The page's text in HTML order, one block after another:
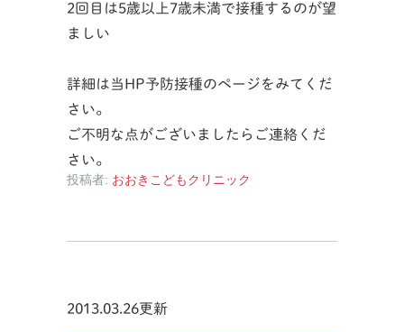
2回目は5歳以上7歳未満で接種するのが望
ましい
詳細は当HP予防接種のページをみてくだ
さい。
ご不明な点がございましたらご連絡くだ
さい。
投稿者: おおきこどもクリニック
2013.03.26更新